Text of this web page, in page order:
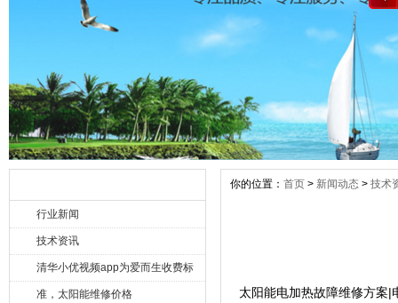
行业新闻
技术资讯
清华小优视频app为爱而生收费标
准，太阳能维修价格
你的位置： 首页 > 新闻动态 > 技术
太阳能电加热故障维修方案|